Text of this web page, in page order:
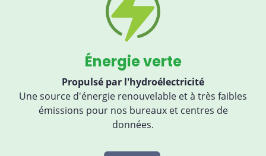
Énergie verte
Propulsé par l'hydroélectricité
Une source d'énergie renouvelable et à très faibles
émissions pour nos bureaux et centres de
données.